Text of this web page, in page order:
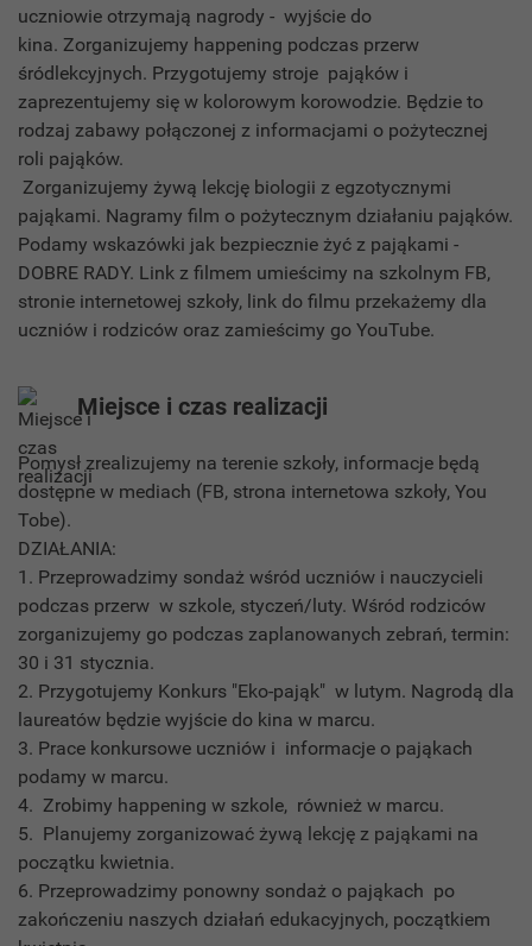
uczniowie otrzymają nagrody - wyjście do
kina. Zorganizujemy happening podczas przerw
śródlekcyjnych. Przygotujemy stroje pająków i
zaprezentujemy się w kolorowym korowodzie. Będzie to
rodzaj zabawy połączonej z informacjami o pożytecznej
roli pająków.
Zorganizujemy żywą lekcję biologii z egzotycznymi
pająkami. Nagramy film o pożytecznym działaniu pająków.
Podamy wskazówki jak bezpiecznie żyć z pająkami -
DOBRE RADY. Link z filmem umieścimy na szkolnym FB,
stronie internetowej szkoły, link do filmu przekażemy dla
uczniów i rodziców oraz zamieścimy go YouTube.
Miejsce i czas realizacji
Pomysł zrealizujemy na terenie szkoły, informacje będą
dostępne w mediach (FB, strona internetowa szkoły, You
Tobe).
DZIAŁANIA:
1. Przeprowadzimy sondaż wśród uczniów i nauczycieli
podczas przerw w szkole, styczeń/luty. Wśród rodziców
zorganizujemy go podczas zaplanowanych zebrań, termin:
30 i 31 stycznia.
2. Przygotujemy Konkurs "Eko-pająk" w lutym. Nagrodą dla
laureatów będzie wyjście do kina w marcu.
3. Prace konkursowe uczniów i informacje o pająkach
podamy w marcu.
4. Zrobimy happening w szkole, również w marcu.
5. Planujemy zorganizować żywą lekcję z pająkami na
początku kwietnia.
6. Przeprowadzimy ponowny sondaż o pająkach po
zakończeniu naszych działań edukacyjnych, początkiem